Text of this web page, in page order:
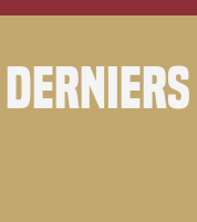
derniers